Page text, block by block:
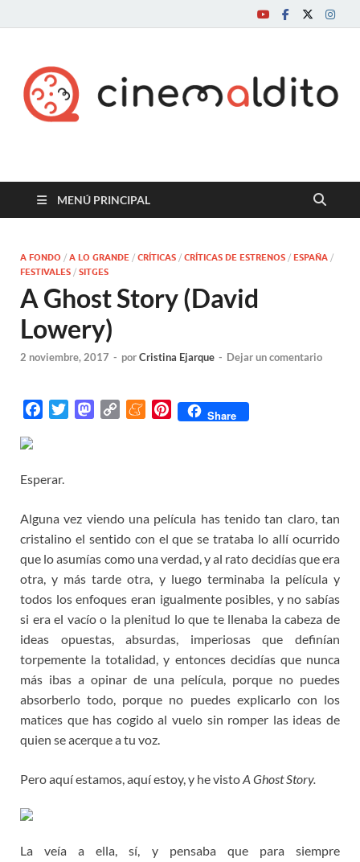
Cine maldito
MENÚ PRINCIPAL
A FONDO / A LO GRANDE / CRÍTICAS / CRÍTICAS DE ESTRENOS / ESPAÑA /
FESTIVALES / SITGES
A Ghost Story (David
Lowery)
2 noviembre, 2017 - porCristina Ejarque - Dejar un comentario
b
o
k
r
M
o
n
n
k
M
e
P
e
s
t
Share
Esperar.
Alguna vez viendo una película has tenido tan claro, tan
cristalino el sentido con el que se trataba lo allí ocurrido
que lo asumías como una verdad, y al rato decidías que era
otra, y más tarde otra, y luego terminaba la película y
todos los enfoques eran igualmente posibles, y no sabías
si era el vacío o la plenitud lo que te llenaba la cabeza de
ideas opuestas, absurdas, imperiosas que definían
torpemente la totalidad, y entonces decidías que nunca
más ibas a opinar de una película, porque no puedes
absorberlo todo, porque no puedes explicarlo con los
matices que has cogido al vuelo sin romper las ideas de
quien se acerque a tu voz.
Pero aquí estamos, aquí estoy, y he vistoA Ghost Story.
La veía a ella, sí, y pensaba que para siempre